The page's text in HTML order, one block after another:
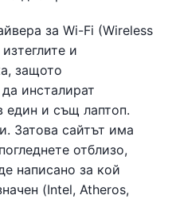
за Wi-Fi (Wireless
и
защото
инсталират
един и същ лаптоп.
Затова сайтът има
отблизо,
написано за кой
(Intel, Atheros,